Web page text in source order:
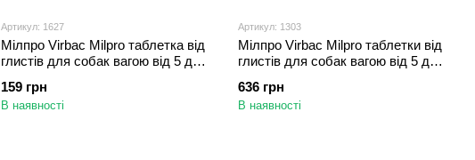
Артикул: 1627
Мілпро Virbac Milpro таблетка від
глистів для собак вагою від 5 до
159 грн
В наявності
Артикул: 1303
Мілпро Virbac Milpro таблетки від
глистів для собак вагою від 5 до
636 грн
В наявності